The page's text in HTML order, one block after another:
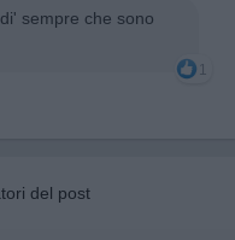
sempre che sono
1
del post